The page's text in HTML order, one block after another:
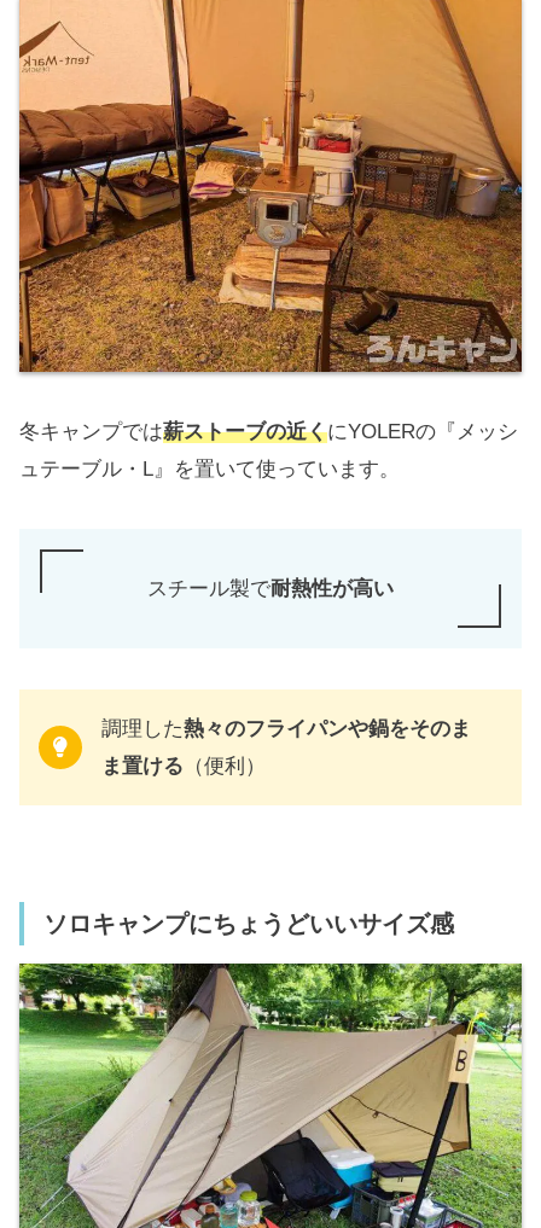
冬キャンプでは薪ストーブの近くにYOLERの『メッシ
ュテーブル・L』を置いて使っています。
スチール製で耐熱性が高い
調理した熱々のフライパンや鍋をそのま
ま置ける （便利）
ソロキャンプにちょうどいいサイズ感